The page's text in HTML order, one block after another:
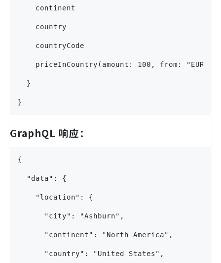
    continent
    country
    countryCode
    priceInCountry(amount: 100, from: "EUR")
  }
}
GraphQL 响应：
{
  "data": {
    "location": {
      "city": "Ashburn",
      "continent": "North America",
      "country": "United States",